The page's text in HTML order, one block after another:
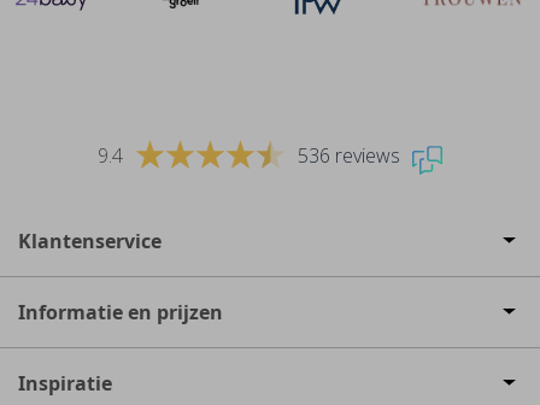
9.4 536 reviews
Klantenservice
Informatie en prijzen
Inspiratie